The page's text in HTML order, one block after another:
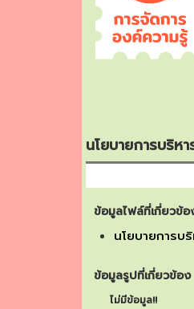
นโยบายการบริห
ข้อมูลไฟล์ที่เกี่ยวข้อ
นโยบายการ
ข้อมูลรูปที่เกี่ยวข้อง
ไม่มีข้อมูล!!